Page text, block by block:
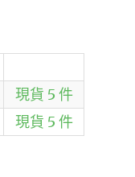
現貨 5 件
現貨 5 件